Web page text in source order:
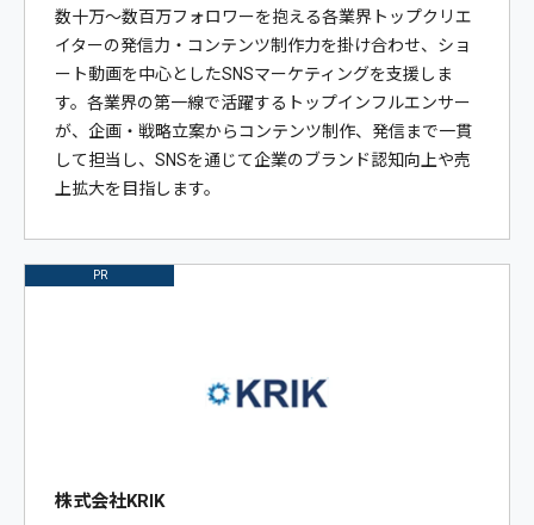
数十万〜数百万フォロワーを抱える各業界トップクリエ
イターの発信力・コンテンツ制作力を掛け合わせ、ショ
ート動画を中心としたSNSマーケティングを支援しま
す。各業界の第一線で活躍するトップインフルエンサー
が、企画・戦略立案からコンテンツ制作、発信まで一貫
して担当し、SNSを通じて企業のブランド認知向上や売
上拡大を目指します。
PR
株式会社KRIK